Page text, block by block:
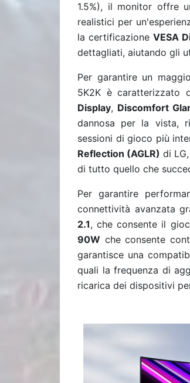
1.5%), il monitor offre
realistici per
la certificazione VESA
dettagliati, aiutando gli
Per garantire un
5K2K è caratterizzato
Display, Discomfort
dannosa per la vista,
sessioni di gioco più
Reflection (AGLR) di
di tutto quello che
Per garantire
connettività avanzata
2.1, che consente il
90W che consente
garantisce una
quali la frequenza di
ricarica dei dispositivi